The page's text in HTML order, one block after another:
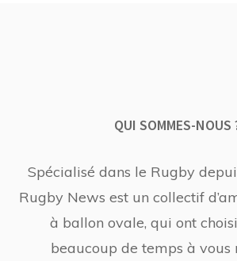
QUI SOMMES-NOUS
Spécialisé dans le Rugby
Rugby News est un collectif
à ballon ovale, qui ont
beaucoup de temps à vous